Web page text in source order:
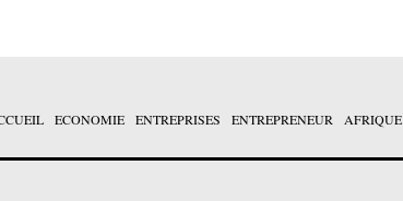
ECONOMIE ENTREPRISES ENTREPRENEUR AFRIQUE